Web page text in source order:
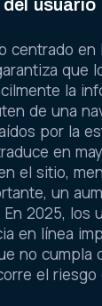
usuario
centrado en
que
la
de una
por la
en
el sitio,
un
2025, los
en línea
no cumpla
el riesgo